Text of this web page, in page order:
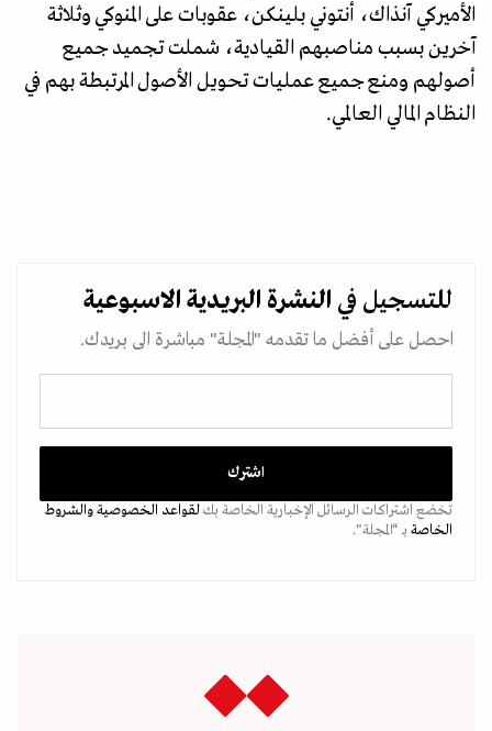
الأميركي آنذاك، أنتوني بلينكن، عقوبات على المنوكي وثلاثة
آخرين بسبب مناصبهم القيادية، شملت تجميد جميع
أصولهم ومنع جميع عمليات تحويل الأصول المرتبطة بهم في
النظام المالي العالمي.
للتسجيل في النشرة البريدية الاسبوعية
احصل على أفضل ما تقدمه "المجلة" مباشرة الى بريدك.
تخضع اشتراكات الرسائل الإخبارية الخاصة بكلقواعد الخصوصيةوالشروط
الخاصة بـ “المجلة".